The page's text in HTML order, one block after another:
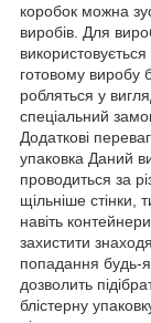
коробок можна
виробів. Для
готовому виробу
робляться у
спеціальний
Додаткові
упаковка Даний
проводиться за
щільніше стінки,
навіть
захистити
попадання будь-
дозволить
блістерну